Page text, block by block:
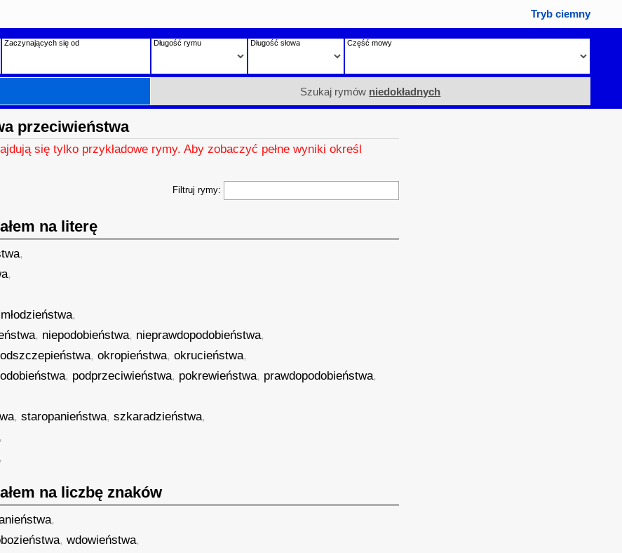
Tryb ciemny
Zaczynających się od Długość rymu Długość słowa Część mowy
Szukaj rymów niedokładnych
przeciwieństwa
się tylko przykładowe rymy. Aby zobaczyć pełne wyniki określ
Filtruj rymy:
na literę
,
,
młodzieństwa,
, niepodobieństwa, nieprawdopodobieństwa,
odszczepieństwa,okropieństwa,okrucieństwa,
, podprzeciwieństwa, pokrewieństwa, prawdopodobieństwa,
,staropanieństwa,szkaradzieństwa,
na liczbę znaków
,
,wdowieństwa,